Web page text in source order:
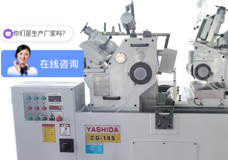
你们是生产厂家吗？